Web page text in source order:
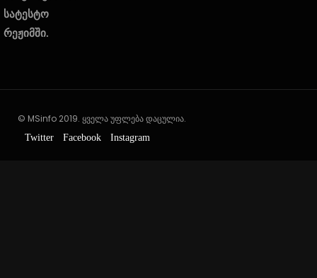
სატესტო
რეჟიმში.
© MSinfo 2019. ყველა უფლება დაცულია.
Twitter Facebook Instagram